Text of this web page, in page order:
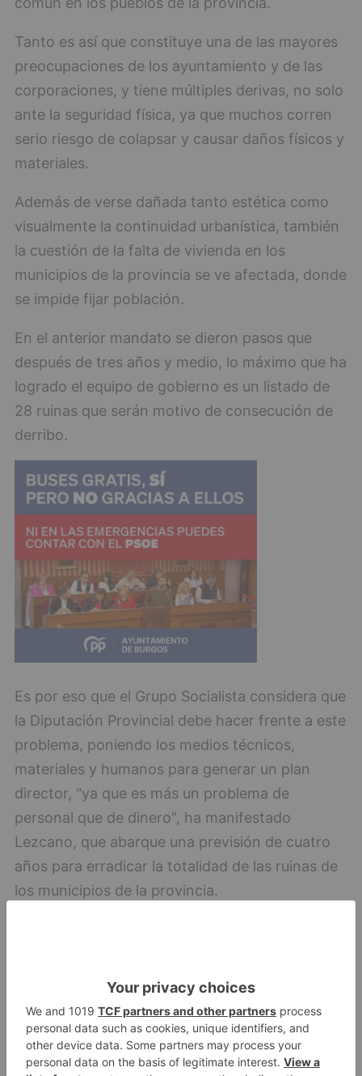
Tanto es así que constituye una de las mayores
preocupaciones de los ayuntamiento y de las
corporaciones, y tiene múltiples derivas, no solo
ante la seguridad física, ya que muchos corren
serio riesgo de colapsar y causar daños físicos y
materiales.
Además de verse dañada tanto estética como
visualmente la continuidad urbanística, también
la cuestión de la falta de vivienda en los
municipios de la provincia se ve afectada, donde
se impide fijar población.
En el anterior mandato se dieron pasos que
después de tres años y medio, lo máximo que ha
logrado el equipo de gobierno es un listado de
28 ruinas que serán motivo de consecución de
derribo.
Es por eso que el Grupo Socialista considera que
la Diputación Provincial debe hacer frente a este
problema, poniendo los medios técnicos,
materiales y humanos para generar un plan
director, "ya que es más un problema de
personal que de dinero", ha manifestado
Lezcano, que abarque una previsión de cuatro
años para erradicar la totalidad de las ruinas de
los municipios de la provincia.
LO + VISTO